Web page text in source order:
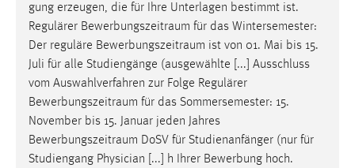
gung erzeugen, die für Ihre Unterlagen bestimmt ist.
Regulärer Bewerbungszeitraum für das Wintersemester:
Der reguläre Bewerbungszeitraum ist von 01. Mai bis 15.
Juli für alle Studiengänge (ausgewählte [...] Ausschluss
vom Auswahlverfahren zur Folge Regulärer
Bewerbungszeitraum für das Sommersemester: 15.
November bis 15. Januar jeden Jahres
Bewerbungszeitraum DoSV für Studienanfänger (nur für
Studiengang Physician [...] h Ihrer Bewerbung hoch.